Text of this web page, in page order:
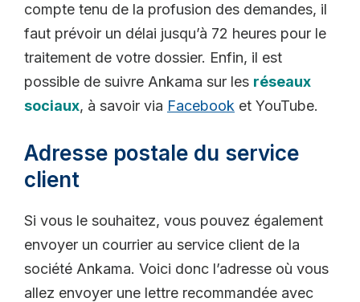
compte tenu de la profusion des demandes, il
faut prévoir un délai jusqu’à 72 heures pour le
traitement de votre dossier. Enfin, il est
possible de suivre Ankama sur les réseaux
sociaux, à savoir via Facebook et YouTube.
Adresse postale du service
client
Si vous le souhaitez, vous pouvez également
envoyer un courrier au service client de la
société Ankama. Voici donc l’adresse où vous
allez envoyer une lettre recommandée avec